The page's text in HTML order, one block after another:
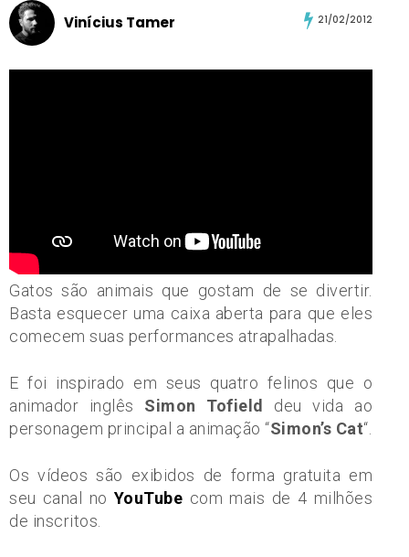
Vinícius Tamer 21/02/2012
Gatos são animais que gostam de se divertir.
Basta esquecer uma caixa aberta para que eles
comecem suas performances atrapalhadas.
E foi inspirado em seus quatro felinos que o
animador inglês Simon Tofield
deu vida ao
personagem principal a animação “Simon’s Cat“.
Os vídeos são exibidos de forma gratuita em
seu canal no YouTube com mais de 4 milhões
de inscritos.